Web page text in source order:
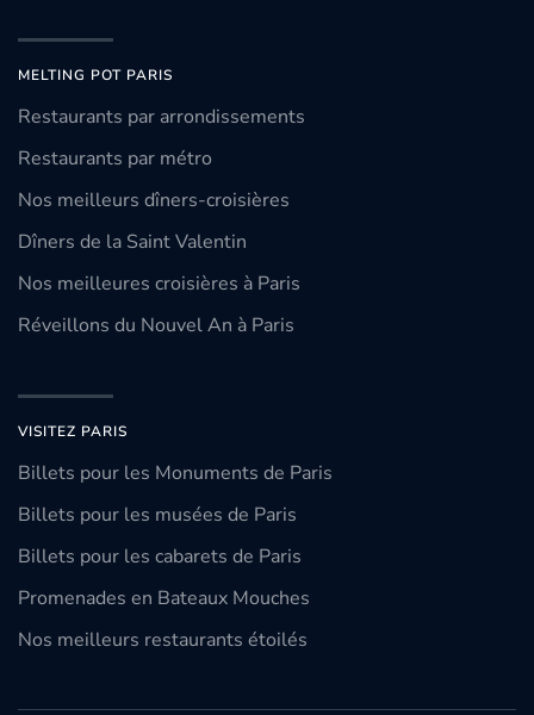
MELTING POT PARIS
Restaurants par arrondissements
Restaurants par métro
Nos meilleurs dîners-croisières
Dîners de la Saint Valentin
Nos meilleures croisières à Paris
Réveillons du Nouvel An à Paris
VISITEZ PARIS
Billets pour les Monuments de Paris
Billets pour les musées de Paris
Billets pour les cabarets de Paris
Promenades en Bateaux Mouches
Nos meilleurs restaurants étoilés